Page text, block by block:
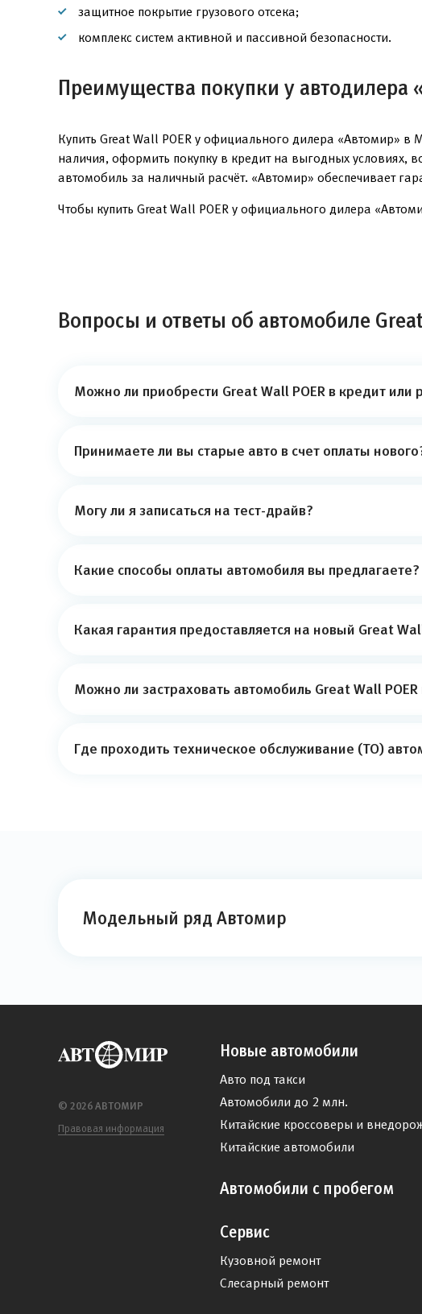
защитное покрытие грузового отсека;
комплекс систем активной и пассивной безопасности.
Преимущества покупки у автодилера
Купить Great Wall POER у официального дилера «Автомир»
наличия, оформить покупку в кредит на выгодных
автомобиль за наличный расчёт. «Автомир» обеспечивает
Чтобы купить Great Wall POER у официального дилера
Вопросы и ответы об автомобиле
Можно ли приобрести Great Wall POER в кредит или
Принимаете ли вы старые авто в счет оплаты
Могу ли я записаться на тест-драйв?
Какие способы оплаты автомобиля вы предлагаете?
Какая гарантия предоставляется на новый Great
Можно ли застраховать автомобиль Great Wall POER
Где проходить техническое обслуживание (ТО)
Модельный ряд Автомир
© 2026 АВТОМИР
Правовая информация
Новые автомобили
Авто под такси
Автомобили до 2 млн.
Китайские кроссоверы и
Китайские автомобили
Автомобили с пробегом
Сервис
Кузовной ремонт
Слесарный ремонт